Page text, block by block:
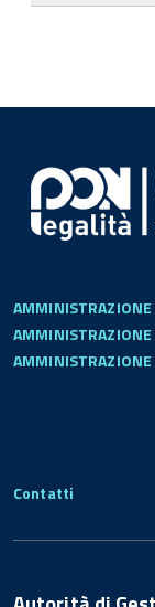
AMMINISTRAZIONE
Contatti